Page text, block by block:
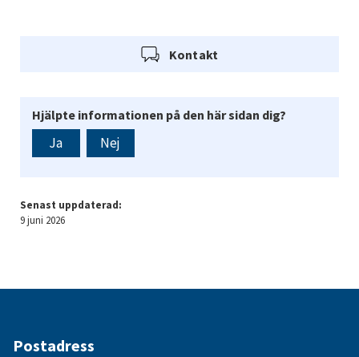
Kontakt
Hjälpte informationen på den här sidan dig?
Ja Nej
Senast uppdaterad:
9 juni 2026
Postadress